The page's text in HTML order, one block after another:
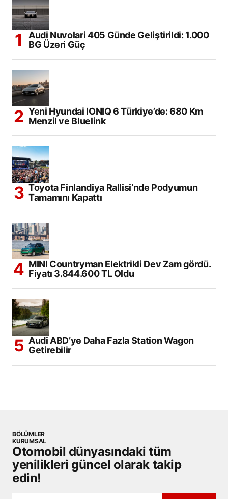
Audi Nuvolari 405 Günde Geliştirildi: 1.000
BG Üzeri Güç
Yeni Hyundai IONIQ 6 Türkiye’de: 680 Km
Menzil ve Bluelink
Toyota Finlandiya Rallisi’nde Podyumun
Tamamını Kapattı
MINI Countryman Elektrikli Dev Zam gördü.
Fiyatı 3.844.600 TL Oldu
Audi ABD’ye Daha Fazla Station Wagon
Getirebilir
BÖLÜMLER
KURUMSAL
Otomobil dünyasındaki tüm
yenilikleri güncel olarak takip
edin!